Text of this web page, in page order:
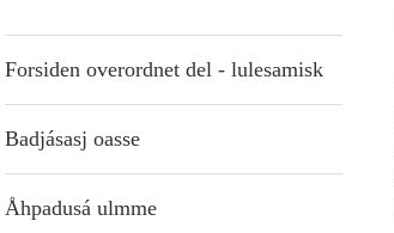
Forsiden overordnet del - lulesamisk
Badjásasj oasse
Åhpadusá ulmme